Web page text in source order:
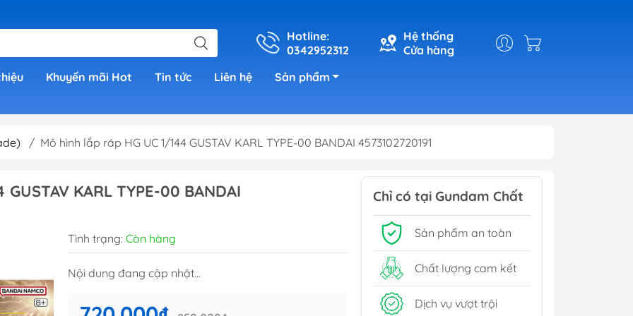
Hotline:
0342952312
Hệ thống
Cửa hàng
Khuyến mãi Hot Tin tức Liên hệ Sản phẩm
/ Mô hình lắp ráp HG UC 1/144 GUSTAV KARL TYPE-00 BANDAI 4573102720191
KARL TYPE-00 BANDAI
Tình trạng: Còn hàng
Nội dung đang cập nhật...
Chỉ có tại Gundam Chất
Sản phẩm an toàn
Chất lượng cam kết
Dịch vụ vượt trội